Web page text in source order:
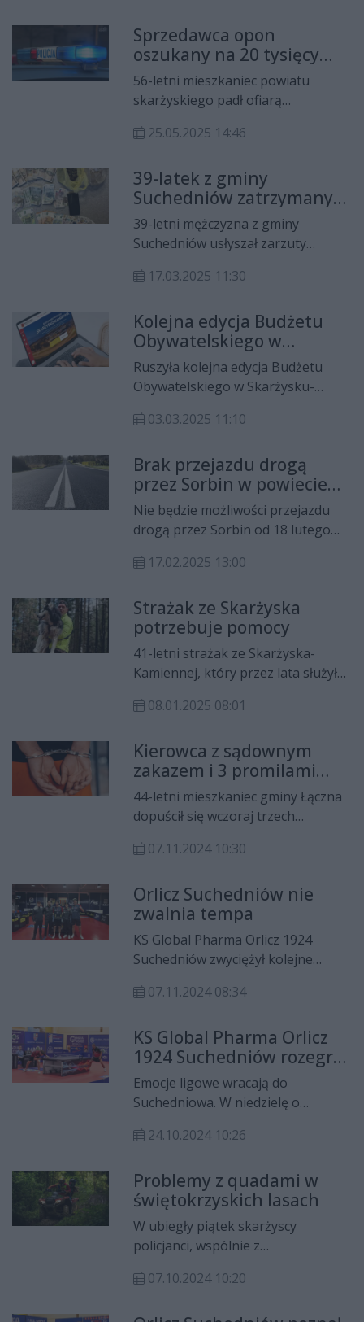
Sprzedawca opon
oszukany na 20 tysięcy
złotych
56-letni mieszkaniec powiatu
skarżyskiego padł ofiarą
którego stracił ponad 20 tysięcy
25.05.2025 14:46
39-latek z gminy
Suchedniów zatrzymany
za posiadanie narkotyków
i ich dystrybucję
39-letni mężczyzna z gminy
Suchedniów usłyszał zarzuty
narkotyków oraz ich udzielania.
mieszkania funkcjonariusze
zabezpieczyli niemal pół kilograma
amfetaminy, prawie 150 gramów
marihuany oraz ponad 70 tysięcy
złotych. W piątek sąd zdecydował o
jego tymczasowym aresztowaniu
kara nawet 10 lat pozbawienia
wolności.
17.03.2025 11:30
Kolejna edycja Budżetu
Obywatelskiego w
Skarżysku-Kamiennej
Ruszyła kolejna edycja Budżetu
Obywatelskiego w Skarżysku-
suma.
03.03.2025 11:10
Brak przejazdu drogą
przez Sorbin w powiecie
skarżyskim
Nie będzie możliwości przejazdu
drogą przez Sorbin od 18 lutego
realizacja inwestycji.
17.02.2025 13:00
Strażak ze Skarżyska
potrzebuje pomocy
41-letni strażak ze Skarżyska-
Kamiennej, który przez lata służył
usłyszał dramatyczną diagnozę –
choroba zmieniła jego życie
diametralnie, ograniczając
możliwość wykonywania
codziennych obowiązków i
ulubionej pracy.
08.01.2025 08:01
Kierowca z sądownym
zakazem i 3 promilami
uciekał przed policją
44-letni mieszkaniec gminy Łączna
dopuścił się wczoraj trzech
obowiązującego sądowego zakazu
się do kontroli drogowej.
Dodatkowo, mężczyzna był
kompletnie pijany – badanie
wykazało u niego ponad trzy
promile alkoholu.
07.11.2024 10:30
Orlicz Suchedniów nie
zwalnia tempa
KS Global Pharma Orlicz 1924
Suchedniów zwyciężył kolejne
razem pokonali Petralanę Bytom,
07.11.2024 08:34
KS Global Pharma Orlicz
1924 Suchedniów rozegra
kolejne spotkania w Lotto
Superlidze
Emocje ligowe wracają do
Suchedniowa. W niedzielę o
1924 zmierzy się na własnym
Zamość. Dwa dni wcześniej, w
LOTTO Superlidze, zespół z
Suchedniowa rozegra mecz z Bałtą
AZS AWFiS w Gdańsku.
24.10.2024 10:26
Problemy z quadami w
świętokrzyskich lasach
W ubiegły piątek skarżyscy
policjanci, wspólnie z
Nadleśnictwa Suchedniów,
07.10.2024 10:20